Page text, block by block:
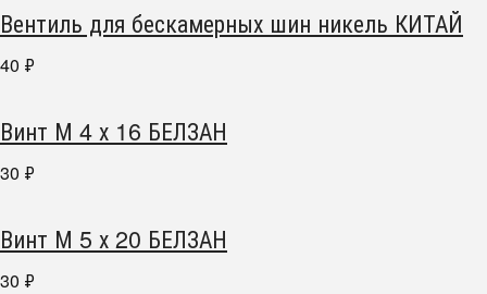
Вентиль для бескамерных шин никель КИТАЙ
40 ₽
Винт М 4 х 16 БЕЛЗАН
30 ₽
Винт М 5 х 20 БЕЛЗАН
30 ₽